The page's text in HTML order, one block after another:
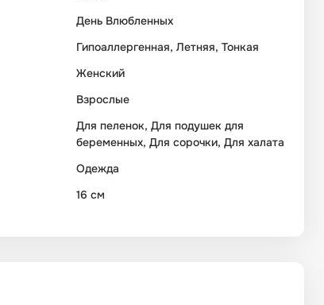
День Влюбленных
Гипоаллергенная, Летняя, Тонкая
Женский
Взрослые
Для пеленок, Для подушек для
беременных, Для сорочки, Для халата
Одежда
16 см